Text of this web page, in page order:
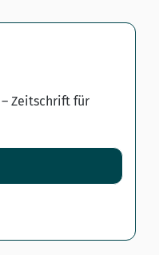
– Zeitschrift für